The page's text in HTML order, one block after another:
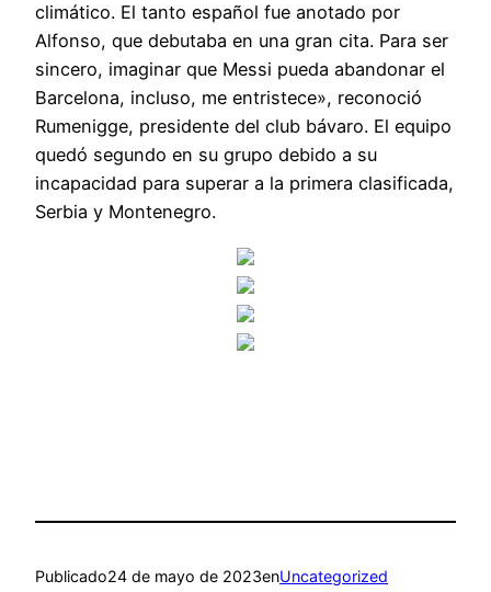
climático. El tanto español fue anotado por
Alfonso, que debutaba en una gran cita. Para ser
sincero, imaginar que Messi pueda abandonar el
Barcelona, incluso, me entristece», reconoció
Rumenigge, presidente del club bávaro. El equipo
quedó segundo en su grupo debido a su
incapacidad para superar a la primera clasificada,
Serbia y Montenegro.
Publicado24 de mayo de 2023enUncategorized